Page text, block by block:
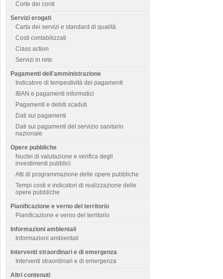
Corte dei conti
Servizi erogati
Carta dei servizi e standard di qualità
Costi contabilizzati
Class action
Servizi in rete
Pagamenti dell'amministrazione
Indicatore di tempestività dei pagamenti
IBAN e pagamenti informatici
Pagamenti e debiti scaduti
Dati sui pagamenti
Dati sui pagamenti del servizio sanitario
nazionale
Opere pubbliche
Nuclei di valutazione e verifica degli
investimenti pubblici
Atti di programmazione delle opere pubbliche
Tempi costi e indicatori di realizzazione delle
opere pubbliche
Pianificazione e verno del territorio
Pianificazione e verno del territorio
Informazioni ambientali
Informazioni ambientali
Interventi straordinari e di emergenza
Interventi straordinari e di emergenza
Altri contenuti